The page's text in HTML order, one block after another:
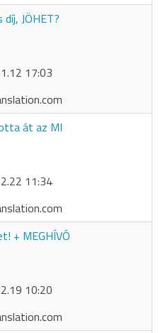
JÖHET?
17:03
át az MI
11:34
+ MEGHÍVÓ
10:20